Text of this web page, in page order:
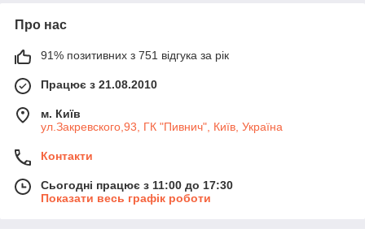
Про нас
91% позитивних з 751 відгука за рік
Працює з 21.08.2010
м. Київ
ул.Закревского,93, ГК "Пивнич", Київ, Україна
Контакти
Сьогодні працює з 11:00 до 17:30
Показати весь графік роботи